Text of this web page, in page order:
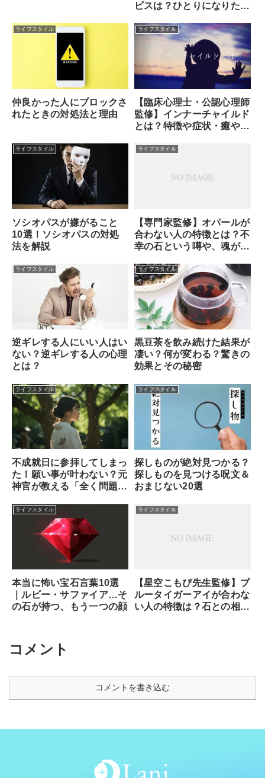
ビスは？ひとりになりた
いたいなら電話占い！
ライフスタイル
仲良かった人にブロックさ
れたときの対処法と理由
ライフスタイル
【臨床心理士・公認心理師
監修】インナーチャイルド
とは？特徴や症状・癒やし
方
ライフスタイル
ソシオパスが嫌がること
10選！ソシオパスの対処
法を解説
ライフスタイル
【専門家監修】オパールが
合わない人の特徴とは？不
幸の石という噂や、魂が求
ライフスタイル
逆ギレする人にいい人はい
ない？逆ギレする人の心理
とは？
ライフスタイル
黒豆茶を飲み続けた結果が
凄い？何が変わる？驚きの
効果とその秘密
ライフスタイル
不成就日に参拝してしまっ
た！願い事が叶わない？元
神官が教える「全く問題な
法
ライフスタイル
探しものが絶対見つかる？
探しものを見つける呪文＆
おまじない20選
ライフスタイル
本当に怖い宝石言葉10選
｜ルビー・サファイア…そ
の石が持つ、もう一つの顔
ライフスタイル
【星空こもぴ先生監修】ブ
ルータイガーアイが合わな
い人の特徴は？石との相性
コメント
コメントを書き込む